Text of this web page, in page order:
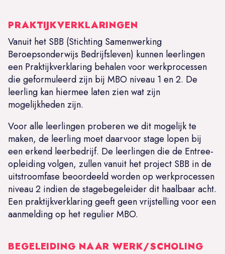
PRAKTIJKVERKLARINGEN
Vanuit het SBB (Stichting Samenwerking
Beroepsonderwijs Bedrijfsleven) kunnen leerlingen
een Praktijkverklaring behalen voor werkprocessen
die geformuleerd zijn bij MBO niveau 1 en 2. De
leerling kan hiermee laten zien wat zijn
mogelijkheden zijn.
Voor alle leerlingen proberen we dit mogelijk te
maken, de leerling moet daarvoor stage lopen bij
een erkend leerbedrijf. De leerlingen die de Entree-
opleiding volgen, zullen vanuit het project SBB in de
uitstroomfase beoordeeld worden op werkprocessen
niveau 2 indien de stagebegeleider dit haalbaar acht.
Een praktijkverklaring geeft geen vrijstelling voor een
aanmelding op het regulier MBO.
BEGELEIDING NAAR WERK/SCHOLING